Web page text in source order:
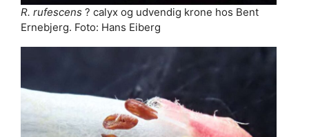
R. rufescens ? calyx og udvendig krone hos Bent
Ernebjerg. Foto: Hans Eiberg